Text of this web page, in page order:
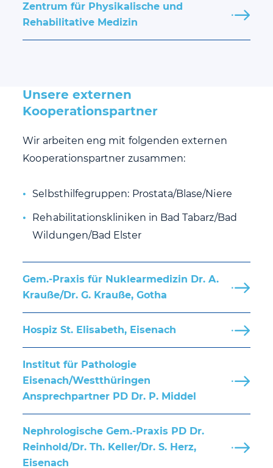
Zentrum für Physikalische und
Rehabilitative Medizin
Unsere externen
Kooperationspartner
Wir arbeiten eng mit folgenden externen
Kooperationspartner zusammen:
Selbsthilfegruppen: Prostata/Blase/Niere
Rehabilitationskliniken in Bad Tabarz/Bad
Wildungen/Bad Elster
Gem.-Praxis für Nuklearmedizin Dr. A.
Krauße/Dr. G. Krauße, Gotha
Hospiz St. Elisabeth, Eisenach
Institut für Pathologie
Eisenach/Westthüringen
Ansprechpartner PD Dr. P. Middel
Nephrologische Gem.-Praxis PD Dr.
Reinhold/Dr. Th. Keller/Dr. S. Herz,
Eisenach